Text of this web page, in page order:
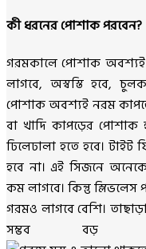
কী ধরনের পোশাক পরবেন?
গরমকালে পোশাক অবশ্যই
লাগবে, অস্বস্তি হবে,
পোশাক অবশ্যই নরম
বা খাদি কাপড়ের
ঢিলেঢালা হতে হবে। টাইট
হবে না। এই সিজনে
কম লাগবে। কিন্তু স্লিভলেস
গরমও লাগবে বেশি।
সম্ভব বড়